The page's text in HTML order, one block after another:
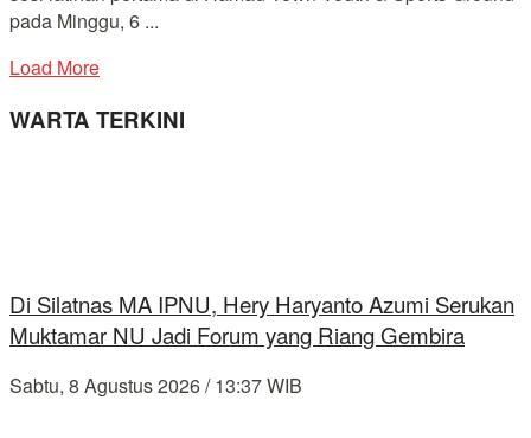
pada Minggu, 6 ...
Load More
WARTA TERKINI
Di Silatnas MA IPNU, Hery Haryanto Azumi Serukan
Muktamar NU Jadi Forum yang Riang Gembira
Sabtu, 8 Agustus 2026 / 13:37 WIB